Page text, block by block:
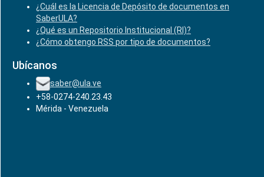
¿Cuál es la Licencia de Depósito de documentos en
SaberULA?
¿Qué es un Repositorio Institucional (RI)?
¿Cómo obtengo RSS por tipo de documentos?
Ubícanos
saber@ula.ve
+58-0274-240.23.43
Mérida - Venezuela